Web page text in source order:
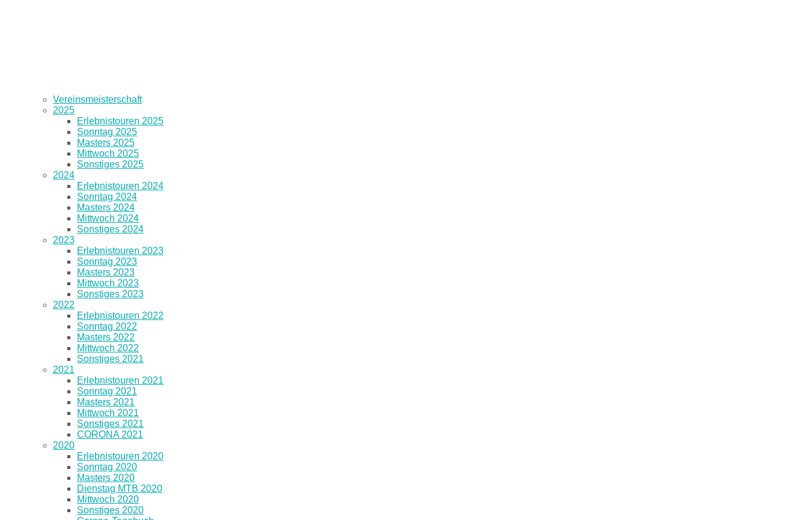
Vereinsmeisterschaft
2025
Erlebnistouren 2025
Sonntag 2025
Masters 2025
Mittwoch 2025
Sonstiges 2025
2024
Erlebnistouren 2024
Sonntag 2024
Masters 2024
Mittwoch 2024
Sonstiges 2024
2023
Erlebnistouren 2023
Sonntag 2023
Masters 2023
Mittwoch 2023
Sonstiges 2023
2022
Erlebnistouren 2022
Sonntag 2022
Masters 2022
Mittwoch 2022
Sonstiges 2021
2021
Erlebnistouren 2021
Sonntag 2021
Masters 2021
Mittwoch 2021
Sonstiges 2021
CORONA 2021
2020
Erlebnistouren 2020
Sonntag 2020
Masters 2020
Dienstag MTB 2020
Mittwoch 2020
Sonstiges 2020